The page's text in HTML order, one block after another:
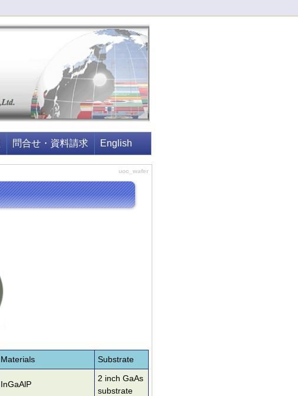
問合せ・資料請求 English
uoc_wafer
Materials Substrate
InGaAlP
2 inch GaAs
substrate